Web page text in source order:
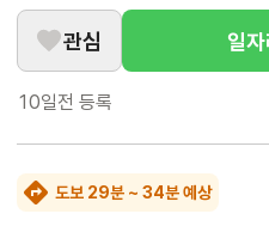
관심 일
10일전 등록
도보 29분 ~ 34분 예상